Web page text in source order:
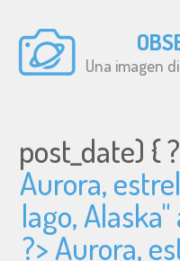
Una imagen
post_date) {
Aurora,
lago, Alaska"
?> Aurora,